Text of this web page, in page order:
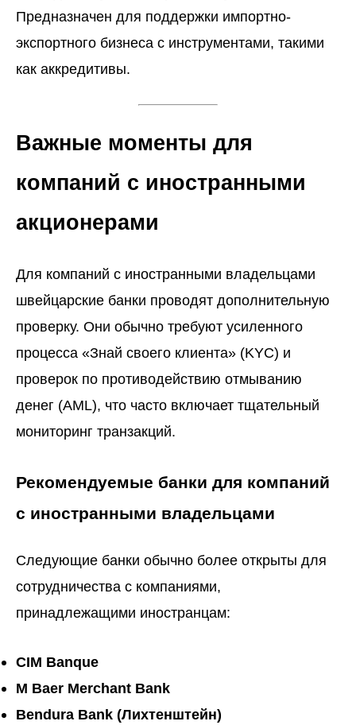
Предназначен для поддержки импортно-
экспортного бизнеса с инструментами, такими
как аккредитивы.
Важные моменты для
компаний с иностранными
акционерами
Для компаний с иностранными владельцами
швейцарские банки проводят дополнительную
проверку. Они обычно требуют усиленного
процесса «Знай своего клиента» (KYC) и
проверок по противодействию отмыванию
денег (AML), что часто включает тщательный
мониторинг транзакций.
Рекомендуемые банки для компаний
с иностранными владельцами
Следующие банки обычно более открыты для
сотрудничества с компаниями,
принадлежащими иностранцам:
CIM Banque
M Baer Merchant Bank
Bendura Bank (Лихтенштейн)